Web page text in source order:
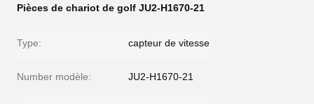
Pièces de chariot de golf JU2-H1670-21
Type: capteur de vitesse
Number modèle: JU2-H1670-21